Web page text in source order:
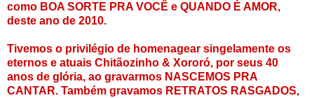
como BOA SORTE PRA VOCÊ e QUANDO É AMOR,
deste ano de 2010.
Tivemos o privilégio de homenagear singelamente os
eternos e atuais Chitãozinho & Xororó, por seus 40
anos de glória, ao gravarmos NASCEMOS PRA
CANTAR. Também gravamos RETRATOS RASGADOS,